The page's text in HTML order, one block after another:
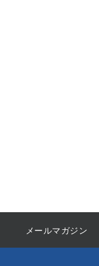
メールマガジン